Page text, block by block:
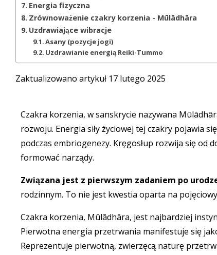
Energia fizyczna
Zrównoważenie czakry korzenia - Mūlādhāra
Uzdrawiające wibracje
Asany (pozycje jogi)
Uzdrawianie energią Reiki-Tummo
Zaktualizowano artykuł 17 lutego 2025
Czakra korzenia, w sanskrycie nazywana
rozwoju. Energia siły życiowej tej czakry pojawia
podczas embriogenezy. Kręgosłup rozwija się od
formować narządy.
Związana jest z pierwszym zadaniem po
rodzinnym. To nie jest kwestia oparta na
Czakra korzenia, Mūlādhāra, jest najbardziej
Pierwotna energia przetrwania manifestuje się
Reprezentuje pierwotną, zwierzęcą naturę